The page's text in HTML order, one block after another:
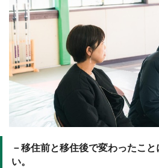
－移住前と移住後で変わったこ
い。